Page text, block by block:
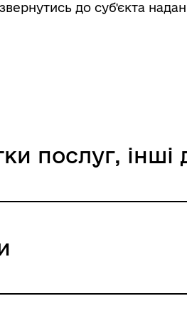
до суб'єкта
послуг,